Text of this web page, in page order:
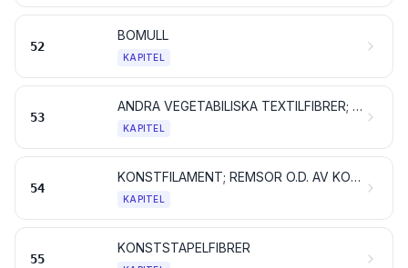
52
BOMULL
KAPITEL
53
ANDRA VEGETABILISKA TEXTILFIBRER; PAPPERSGARN OCH VÄVNADER AV PAPPERSGARN
KAPITEL
54
KONSTFILAMENT; REMSOR O.D. AV KONSTFIBRER
KAPITEL
55
KONSTSTAPELFIBRER